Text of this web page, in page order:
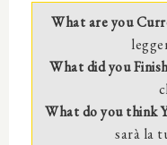
What are you
What did you
What do you think
sarà la